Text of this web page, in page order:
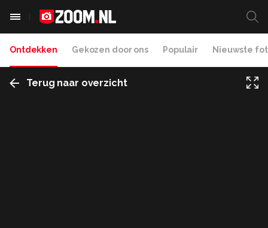
Ontdekken Gekozen door ons Populair Nieuwste
Terug naar overzicht